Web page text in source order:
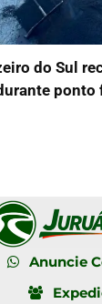
do Sul
ponto
Anuncie